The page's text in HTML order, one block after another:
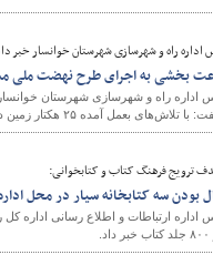
اداره راه و شهرسازی شهرستان خوانسار خبر
بخشی به اجرای طرح نهضت ملی مسکن
الحاق قرار دارد و اسناد تک برگی آن به نام دولت اخذ شده است.
ترویج فرهنگ کتاب و کتابخوانی:
بودن سه کتابخانه سیار در محل
اداره ارتباطات و اطلاع رسانی اداره